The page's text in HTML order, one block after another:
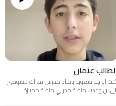
عثمان
اواجه صعوبة بايجاد مدرس قدرات خصوصي
ان وجدت منصة مدربي.منصة ممتازة